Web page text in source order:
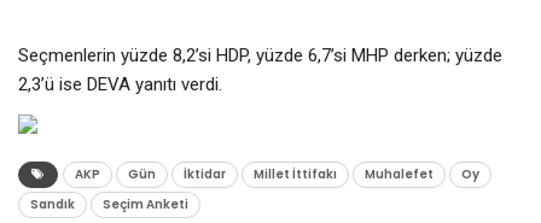
Seçmenlerin yüzde 8,2’si HDP, yüzde 6,7’si MHP derken; yüzde
2,3’ü ise DEVA yanıtı verdi.
AKP Gün İktidar Millet İttifakı Muhalefet
Oy
Sandık
Seçim Anketi